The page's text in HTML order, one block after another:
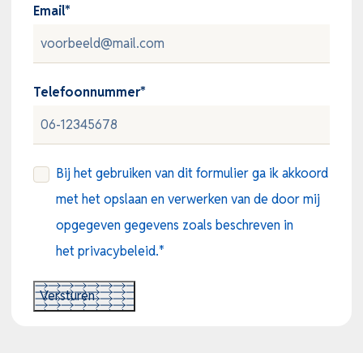
Email*
Telefoonnummer*
Consent*
Bij het gebruiken van dit formulier ga ik akkoord
met het opslaan en verwerken van de door mij
opgegeven gegevens zoals beschreven in
het privacybeleid.*